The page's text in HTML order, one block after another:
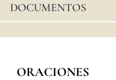
DOCUMENTOS
ORACIONES